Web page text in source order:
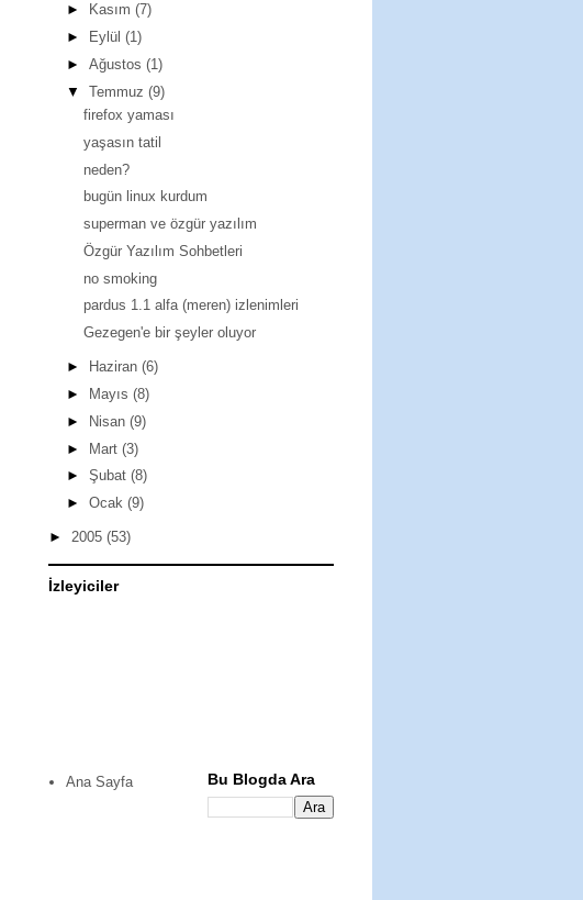
►
Kasım (7)
►
Eylül (1)
► Ağustos (1)
▼ Temmuz (9)
firefox yaması
yaşasın tatil
neden?
bugün linux kurdum
superman ve özgür yazılım
Özgür Yazılım Sohbetleri
no smoking
pardus 1.1 alfa (meren) izlenimleri
Gezegen'e bir şeyler oluyor
► Haziran (6)
►
Mayıs (8)
►
Nisan (9)
► Mart (3)
► Şubat (8)
► Ocak (9)
► 2005 (53)
İzleyiciler
Ana Sayfa Bu Blogda Ara